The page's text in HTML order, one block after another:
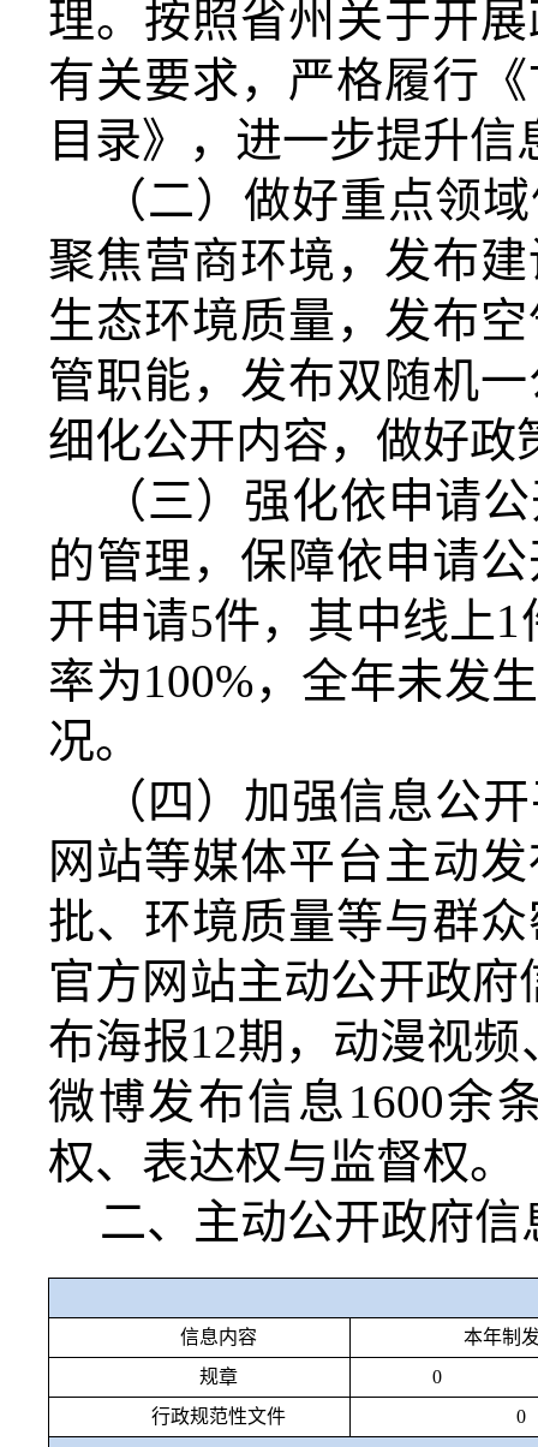
理。按照省州关于开
有关要求，严格履行
目录》，进一步提升
（二）做好重点领
聚焦营商环境，发布
生态环境质量，发布
管职能，发布双随机
细化公开内容，做好政
（三）强化依申请
的管理，保障依申请
开申请5件，其中线上1
率为100%，全年未发
况。
（四）加强信息公
网站等媒体平台主动
批、环境质量等与群
官方网站主动公开政府
布海报12期，动漫视频
微博发布信息1600余
权、表达权与监督权。
二、主动公开政府信
信息内容
本年制
规章
0
行政规范性文件
0